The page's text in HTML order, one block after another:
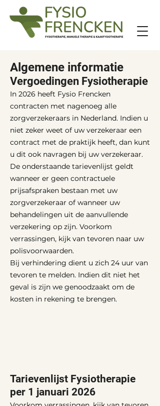
Algemene informatie
Vergoedingen Fysiotherapie
In 2026 heeft Fysio Frencken
contracten met nagenoeg alle
zorgverzekeraars in Nederland. Indien u
niet zeker weet of uw verzekeraar een
contract met de praktijk heeft, dan kunt
u dit ook navragen bij uw verzekeraar.
De onderstaande tarievenlijst geldt
wanneer er geen contractuele
prijsafspraken bestaan met uw
zorgverzekeraar of wanneer uw
behandelingen uit de aanvullende
verzekering op zijn. Voorkom
verrassingen, kijk van tevoren naar uw
polisvoorwaarden.
Bij verhindering dient u zich 24 uur van
tevoren te melden. Indien dit niet het
geval is zijn we genoodzaakt om de
kosten in rekening te brengen.
Tarievenlijst Fysiotherapie
per 1 januari 2026